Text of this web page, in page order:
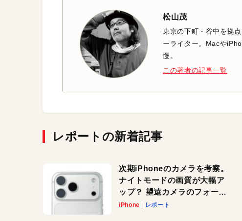
松山茂
東京の下町・谷中を拠
ーライター。Macや
慢。
この著者の記事一覧
レポートの新着記事
次期iPhoneのカメラを考察。
ナイトモードの画質が大幅ア
ップ？ 望遠カメラのフォーカ
スがさらにシャープに？
iPhone レポート